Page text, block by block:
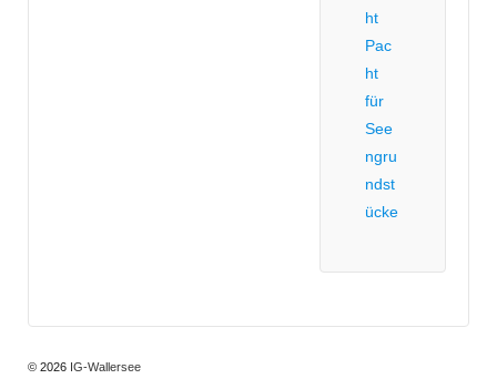
ht
Pac
ht
für
See
ngru
ndst
ücke
© 2026 IG-Wallersee